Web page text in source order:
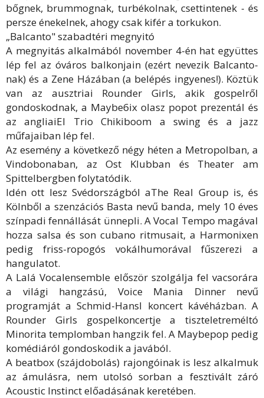
bőgnek, brummognak, turbékolnak, csettintenek - és
persze énekelnek, ahogy csak kifér a torkukon.
„Balcanto" szabadtéri megnyitó
A megnyitás alkalmából november 4-én hat együttes
lép fel az óváros balkonjain (ezért nevezik Balcanto-
nak) és a Zene Házában (a belépés ingyenes!). Köztük
van az ausztriai Rounder Girls, akik gospelről
gondoskodnak, a Maybe6ix olasz popot prezentál és
az angliaiEl Trio Chikiboom a swing és a jazz
műfajaiban lép fel.
Az esemény a következő négy héten a Metropolban, a
Vindobonaban, az Ost Klubban és Theater am
Spittelbergben folytatódik.
Idén ott lesz Svédországból aThe Real Group is, és
Kölnből a szenzációs Basta nevű banda, mely 10 éves
színpadi fennállását ünnepli. A Vocal Tempo magával
hozza salsa és son cubano ritmusait, a Harmonixen
pedig friss-ropogós vokálhumorával fűszerezi a
hangulatot.
A Lalá Vocalensemble először szolgálja fel vacsorára
a világi hangzású, Voice Mania Dinner nevű
programját a Schmid-Hansl koncert kávéházban. A
Rounder Girls gospelkoncertje a tiszteletreméltó
Minorita templomban hangzik fel. A Maybepop pedig
komédiáról gondoskodik a javából.
A beatbox (szájdobolás) rajongóinak is lesz alkalmuk
az ámulásra, nem utolsó sorban a fesztivált záró
Acoustic Instinct előadásának keretében.